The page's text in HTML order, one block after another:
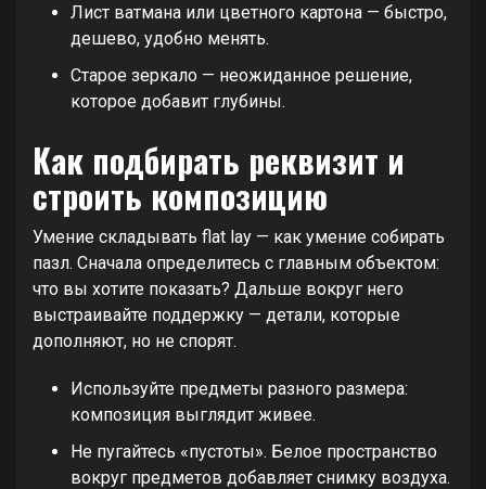
Лист ватмана или цветного картона — быстро,
дешево, удобно менять.
Старое зеркало — неожиданное решение,
которое добавит глубины.
Как подбирать реквизит и
строить композицию
Умение складывать flat lay — как умение собирать
пазл. Сначала определитесь с главным объектом:
что вы хотите показать? Дальше вокруг него
выстраивайте поддержку — детали, которые
дополняют, но не спорят.
Используйте предметы разного размера:
композиция выглядит живее.
Не пугайтесь «пустоты». Белое пространство
вокруг предметов добавляет снимку воздуха.